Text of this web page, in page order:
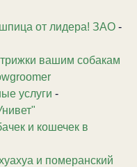
от лидера! ЗАО -
вашим собакам
услуги -
и кошечек в
и померанский